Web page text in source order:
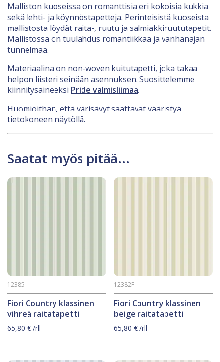
Malliston kuoseissa on romanttisia eri kokoisia kukkia
sekä lehti- ja köynnöstapetteja. Perinteisistä kuoseista
mallistosta löydät raita-, ruutu ja salmiakkiruututapetit.
Mallistossa on tuulahdus romantiikkaa ja vanhanajan
tunnelmaa.
Materiaalina on non-woven kuitutapetti, joka takaa
helpon liisteri seinään asennuksen. Suosittelemme
kiinnitysaineeksi Pride valmisliimaa.
Huomioithan, että värisävyt saattavat vääristyä
tietokoneen näytöllä.
Saatat myös pitää...
Fiori Country klassinen
vihreä raitatapetti
12385
65,80 € /rll
Fiori Country klassinen
beige raitatapetti
12382F
65,80€ /rll